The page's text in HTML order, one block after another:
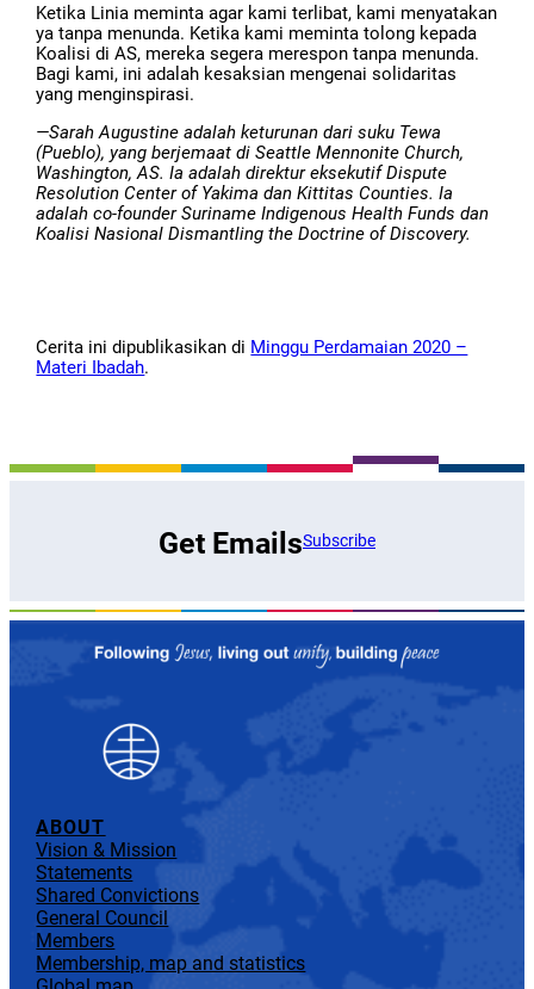
Ketika Linia meminta agar kami terlibat, kami menyatakan
ya tanpa menunda. Ketika kami meminta tolong kepada
Koalisi di AS, mereka segera merespon tanpa menunda.
Bagi kami, ini adalah kesaksian mengenai solidaritas
yang menginspirasi.
—Sarah Augustine adalah keturunan dari suku Tewa
(Pueblo), yang berjemaat di Seattle Mennonite Church,
Washington, AS. Ia adalah direktur eksekutif Dispute
Resolution Center of Yakima dan Kittitas Counties. Ia
adalah co-founder Suriname Indigenous Health Funds dan
Koalisi Nasional Dismantling the Doctrine of Discovery.
Cerita ini dipublikasikan di Minggu Perdamaian 2020 –
Materi Ibadah.
Get EmailsSubscribe
ABOUT
Vision & Mission
Statements
Shared Convictions
General Council
Members
Membership, map and statistics